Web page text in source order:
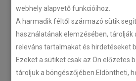
webhely alapvető funkcióihoz.
A harmadik féltől származó sütik
használatának elemzésében, tárolják
releváns tartalmakat és hirdetéseket
Ezeket a sütiket csak az Ön előzetes
tároljuk a böngészőjében.Eldöntheti,